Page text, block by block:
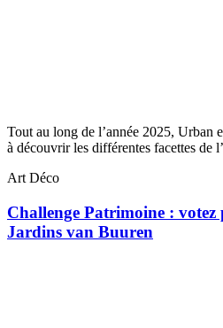
Tout au long de l’année 2025, Urban
à découvrir les différentes facettes de
Art Déco
Challenge Patrimoine : votez
Jardins van Buuren